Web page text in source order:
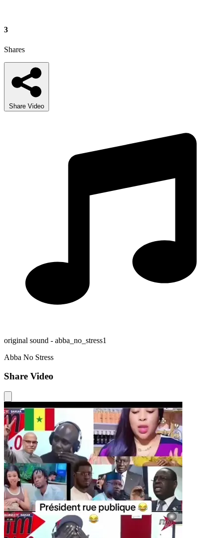
3
Shares
Share Video
original sound - abba_no_stress1
Abba No Stress
Share Video